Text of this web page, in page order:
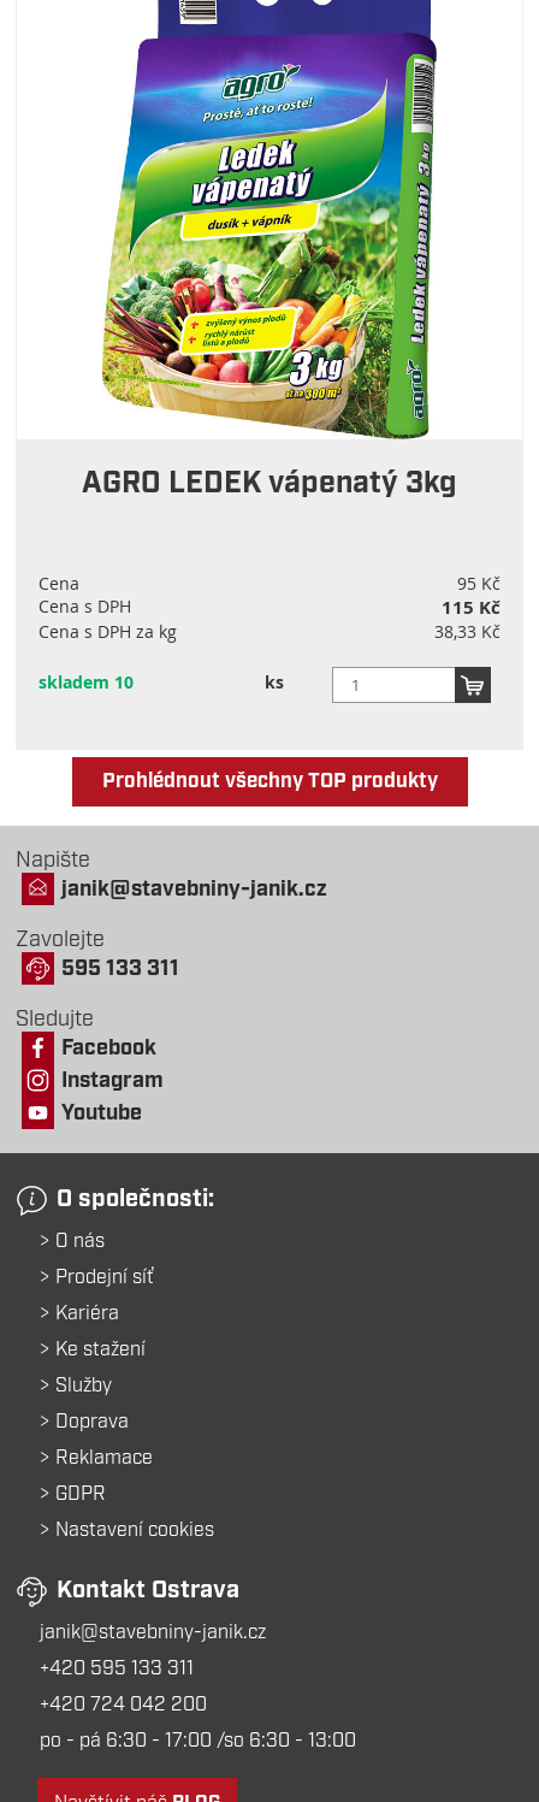
AGRO LEDEK vápenatý 3kg
Cena
95 Kč
Cena s DPH
115 Kč
Cena s DPH za kg 38,33 Kč
skladem 10 ks
Prohlédnout všechny TOP produkty
Napište
janik@stavebniny-janik.cz
Zavolejte
595 133 311
Sledujte
Facebook
Instagram
Youtube
O společnosti:
O nás
Prodejní síť
Kariéra
Ke stažení
Služby
Doprava
Reklamace
GDPR
Nastavení cookies
Kontakt Ostrava
janik@stavebniny-janik.cz
+420 595 133 311
+420 724 042 200
po - pá 6:30 - 17:00 /so 6:30 - 13:00